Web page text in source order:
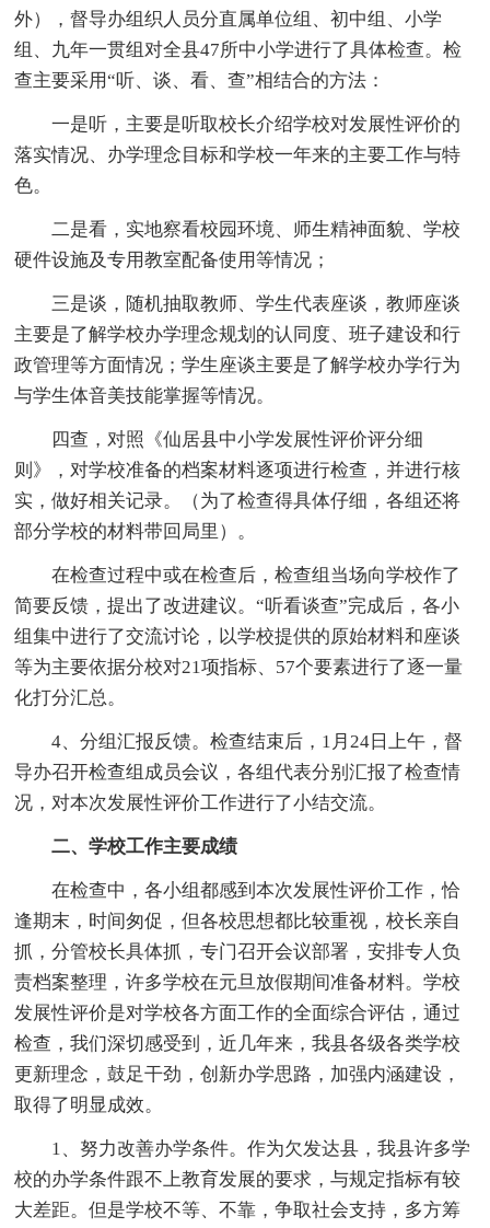
外），督导办组织人员分直属单位组、初中组、小学
组、九年一贯组对全县47所中小学进行了具体检查。检
查主要采用“听、谈、看、查”相结合的方法：
一是听，主要是听取校长介绍学校对发展性评价的
落实情况、办学理念目标和学校一年来的主要工作与特
色。
二是看，实地察看校园环境、师生精神面貌、学校
硬件设施及专用教室配备使用等情况；
三是谈，随机抽取教师、学生代表座谈，教师座谈
主要是了解学校办学理念规划的认同度、班子建设和行
政管理等方面情况；学生座谈主要是了解学校办学行为
与学生体音美技能掌握等情况。
四查，对照《仙居县中小学发展性评价评分细
则》，对学校准备的档案材料逐项进行检查，并进行核
实，做好相关记录。（为了检查得具体仔细，各组还将
部分学校的材料带回局里）。
在检查过程中或在检查后，检查组当场向学校作了
简要反馈，提出了改进建议。“听看谈查”完成后，各小
组集中进行了交流讨论，以学校提供的原始材料和座谈
等为主要依据分校对21项指标、57个要素进行了逐一量
化打分汇总。
4、分组汇报反馈。检查结束后，1月24日上午，督
导办召开检查组成员会议，各组代表分别汇报了检查情
况，对本次发展性评价工作进行了小结交流。
二、学校工作主要成绩
在检查中，各小组都感到本次发展性评价工作，恰
逢期末，时间匆促，但各校思想都比较重视，校长亲自
抓，分管校长具体抓，专门召开会议部署，安排专人负
责档案整理，许多学校在元旦放假期间准备材料。学校
发展性评价是对学校各方面工作的全面综合评估，通过
检查，我们深切感受到，近几年来，我县各级各类学校
更新理念，鼓足干劲，创新办学思路，加强内涵建设，
取得了明显成效。
1、努力改善办学条件。作为欠发达县，我县许多学
校的办学条件跟不上教育发展的要求，与规定指标有较
大差距。但是学校不等、不靠，争取社会支持，多方筹